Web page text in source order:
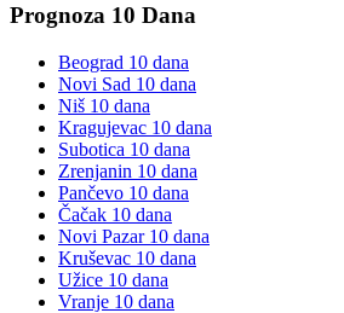
Prognoza 10 Dana
Beograd 10 dana
Novi Sad 10 dana
Niš 10 dana
Kragujevac 10 dana
Subotica 10 dana
Zrenjanin 10 dana
Pančevo 10 dana
Čačak 10 dana
Novi Pazar10 dana
Kruševac 10 dana
Užice 10 dana
Vranje 10 dana